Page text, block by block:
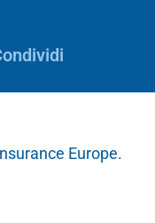
Europe.